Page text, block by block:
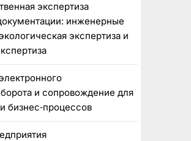
экспертиза
инженерные
экспертиза и
и сопровождение для
бизнес‑процессов